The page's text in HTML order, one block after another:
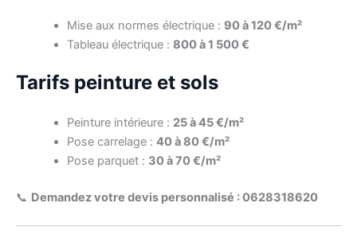
Mise aux normes électrique : 90 à 120 €/m²
Tableau électrique : 800 à 1 500 €
Tarifs peinture et sols
Peinture intérieure : 25 à 45 €/m²
Pose carrelage : 40 à 80 €/m²
Pose parquet : 30 à 70 €/m²
📞 Demandez votre devis personnalisé : 0628318620